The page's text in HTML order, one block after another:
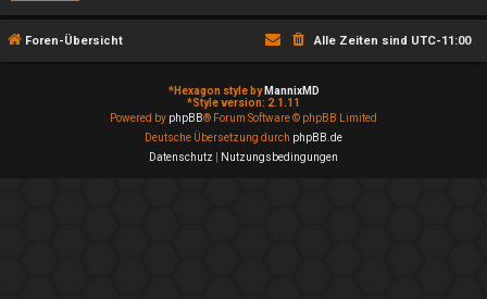
Foren-Übersicht Alle Zeiten sind UTC-11:00
*Hexagon style by MannixMD
*Style version: 2.1.11
Powered by phpBB® Forum Software © phpBB Limited
Deutsche Übersetzung durch phpBB.de
Datenschutz
Nutzungsbedingungen